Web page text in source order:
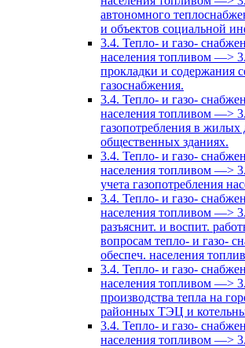
автономного
и объектов социальной
3.4. Тепло- и газо-
населения топливом —>
прокладки и содержания
газоснабжения.
3.4. Тепло- и газо-
населения топливом —>
газопотребления в жилых
общественных зданиях.
3.4. Тепло- и газо-
населения топливом —>
учета газопотребления
3.4. Тепло- и газо-
населения топливом —>
разъяснит. и воспит.
вопросам тепло- и газо-
обеспеч. населения
3.4. Тепло- и газо-
населения топливом —>
производства тепла на
районных ТЭЦ и
3.4. Тепло- и газо-
населения топливом —>